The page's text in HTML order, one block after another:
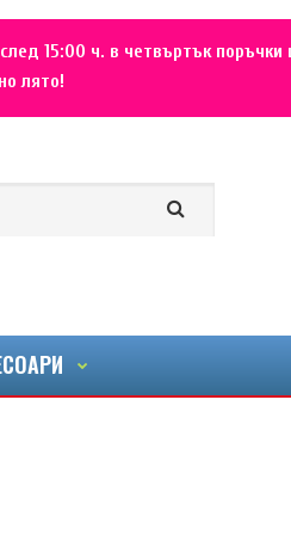
15:00 ч. в четвъртък
лято!